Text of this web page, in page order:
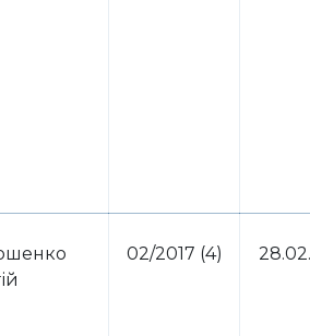
02/2017 (4)